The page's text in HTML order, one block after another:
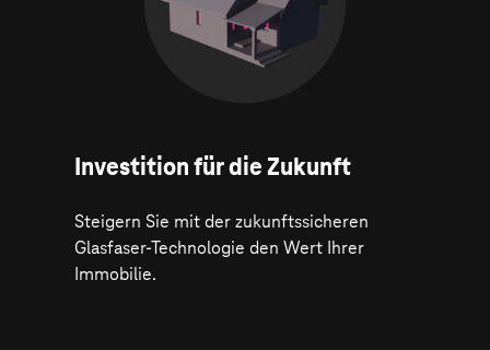
Investition für die Zukunft
Steigern Sie mit der zukunftssicheren
Glasfaser-Technologie den Wert Ihrer
Immobilie.